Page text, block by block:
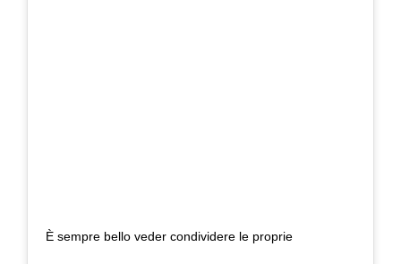
È sempre bello veder condividere le proprie